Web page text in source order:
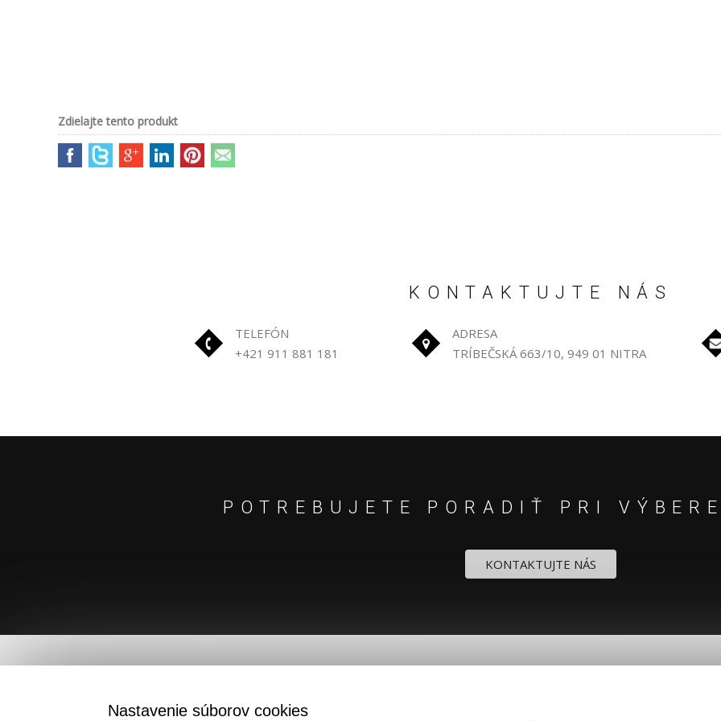
Zdielajte tento produkt
KONTAKTUJTE NÁS
TELEFÓN
+421 911 881 181
ADRESA
TRÍBEČSKÁ 663/10, 949 01 NITRA
POTREBUJETE PORADIŤ PRI
KONTAKTUJTE NÁS
Nastavenie súborov cookies